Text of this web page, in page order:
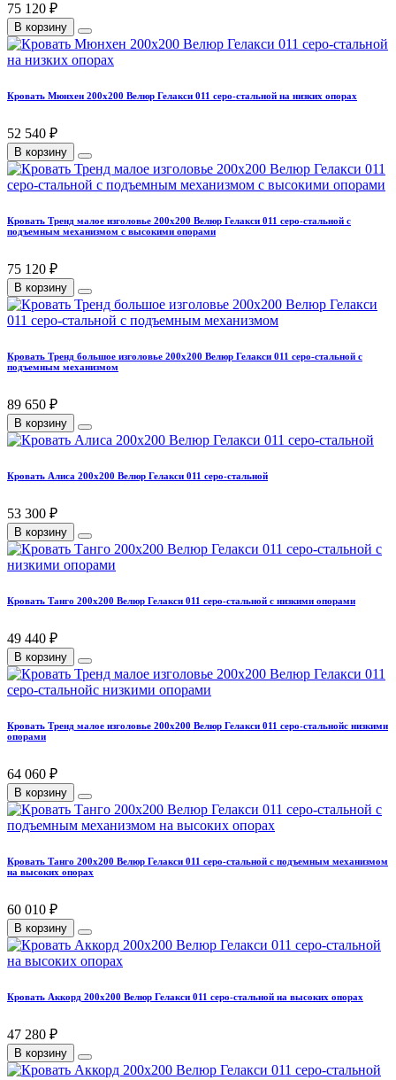
75 120 ₽
В корзину
Кровать Мюнхен 200х200 Велюр Гелакси 011 серо-стальной на низких опорах
52 540 ₽
В корзину
Кровать Тренд малое изголовье 200х200 Велюр Гелакси 011 серо-стальной с
подъемным механизмом с высокими опорами
75 120 ₽
В корзину
Кровать Тренд большое изголовье 200х200 Велюр Гелакси 011 серо-стальной с
подъемным механизмом
89 650 ₽
В корзину
Кровать Алиса 200х200 Велюр Гелакси 011 серо-стальной
53 300 ₽
В корзину
Кровать Танго 200х200 Велюр Гелакси 011 серо-стальной с низкими опорами
49 440 ₽
В корзину
Кровать Тренд малое изголовье 200х200 Велюр Гелакси 011 серо-стальнойс низкими
опорами
64 060 ₽
В корзину
Кровать Танго 200х200 Велюр Гелакси 011 серо-стальной с подъемным механизмом
на высоких опорах
60 010 ₽
В корзину
Кровать Аккорд 200х200 Велюр Гелакси 011 серо-стальной на высоких опорах
47 280 ₽
В корзину